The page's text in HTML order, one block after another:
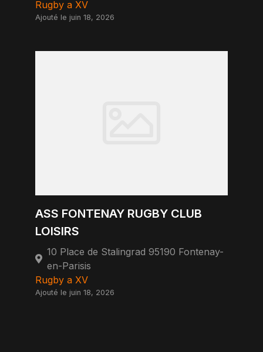
Rugby a XV
Ajouté le juin 18, 2026
ASS FONTENAY RUGBY CLUB
LOISIRS
10 Place de Stalingrad 95190 Fontenay-
en-Parisis
Rugby a XV
Ajouté le juin 18, 2026